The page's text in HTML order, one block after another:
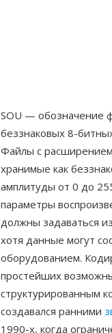
SOU — обозначение
беззнаковых 8-
Файлы с
хранимые как
амплитуды от 0 до
параметры
должны задаваться
хотя данные могут
оборудованием.
простейших
структурированным
создавался ранними
1990-х, когда